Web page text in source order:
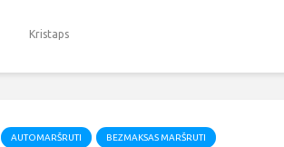
Kristaps
AUTOMARŠRUTI BEZMAKSAS MARŠRUTI